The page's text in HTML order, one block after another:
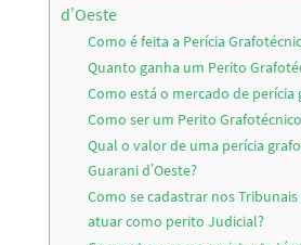
d’Oeste
Como é feita a Perícia
Quanto ganha um Perito
Como está o mercado de perícia
Como ser um Perito
Qual o valor de uma perícia
Guarani d’Oeste?
Como se cadastrar nos
atuar como perito Judicial?